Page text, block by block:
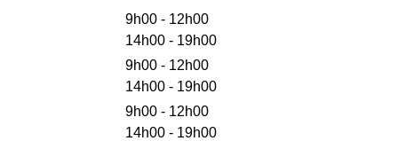
9h00 - 12h00
14h00 - 19h00
9h00 - 12h00
14h00 - 19h00
9h00 - 12h00
14h00 - 19h00